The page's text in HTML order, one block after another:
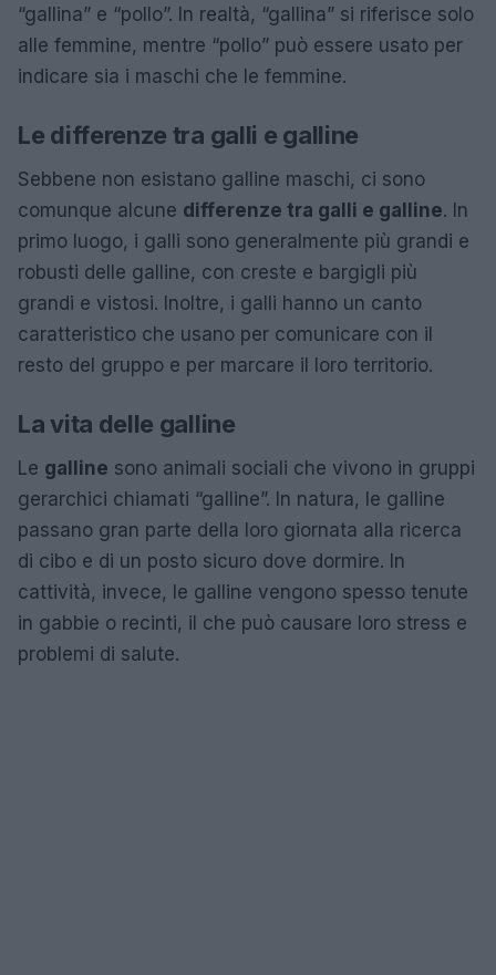
“gallina” e “pollo”. In realtà, “gallina” si riferisce solo
alle femmine, mentre “pollo” può essere usato per
indicare sia i maschi che le femmine.
Le differenze tra galli e galline
Sebbene non esistano galline maschi, ci sono
comunque alcune differenze tra galli e galline. In
primo luogo, i galli sono generalmente più grandi e
robusti delle galline, con creste e bargigli più
grandi e vistosi. Inoltre, i galli hanno un canto
caratteristico che usano per comunicare con il
resto del gruppo e per marcare il loro territorio.
La vita delle galline
Le galline sono animali sociali che vivono in gruppi
gerarchici chiamati “galline”. In natura, le galline
passano gran parte della loro giornata alla ricerca
di cibo e di un posto sicuro dove dormire. In
cattività, invece, le galline vengono spesso tenute
in gabbie o recinti, il che può causare loro stress e
problemi di salute.